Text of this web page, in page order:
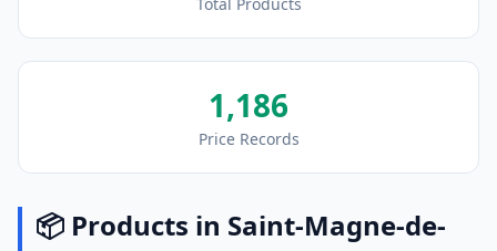
1,186
Price Records
📦 Products in Saint-Magne-de-